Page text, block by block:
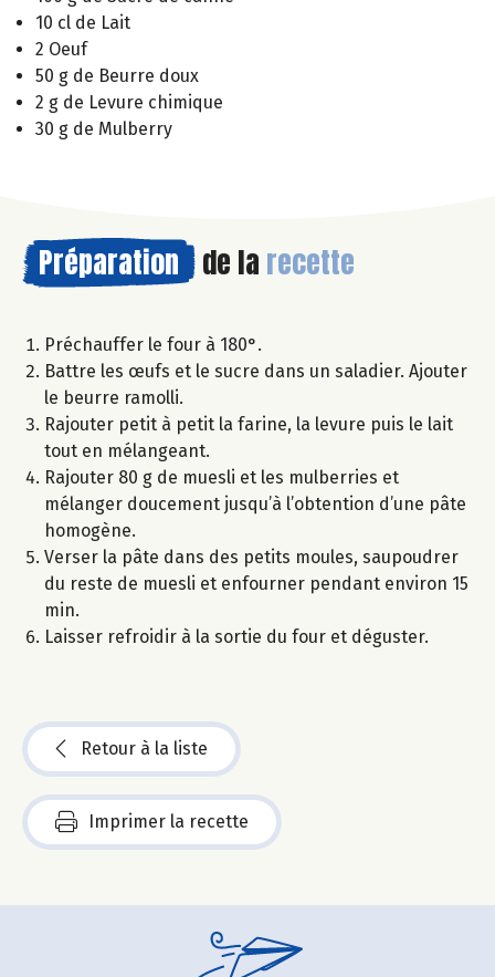
10 cl de Lait
2 Oeuf
50 g de Beurre doux
2 g de Levure chimique
30 g de Mulberry
Préparation de la recette
Préchauffer le four à 180°.
Battre les œufs et le sucre dans un saladier. Ajouter
le beurre ramolli.
Rajouter petit à petit la farine, la levure puis le lait
tout en mélangeant.
Rajouter 80 g de muesli et les mulberries et
mélanger doucement jusqu’à l’obtention d’une pâte
homogène.
Verser la pâte dans des petits moules, saupoudrer
du reste de muesli et enfourner pendant environ 15
min.
Laisser refroidir à la sortie du four et déguster.
Retour à la liste
Imprimer la recette